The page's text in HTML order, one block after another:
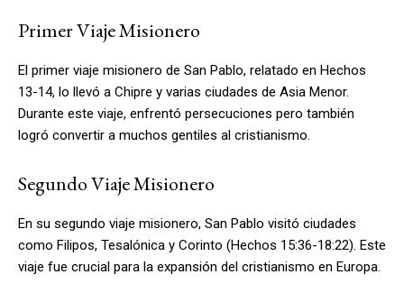
Primer Viaje Misionero
El primer viaje misionero de San Pablo, relatado en Hechos
13-14, lo llevó a Chipre y varias ciudades de Asia Menor.
Durante este viaje, enfrentó persecuciones pero también
logró convertir a muchos gentiles al cristianismo.
Segundo Viaje Misionero
En su segundo viaje misionero, San Pablo visitó ciudades
como Filipos, Tesalónica y Corinto (Hechos 15:36-18:22). Este
viaje fue crucial para la expansión del cristianismo en Europa.